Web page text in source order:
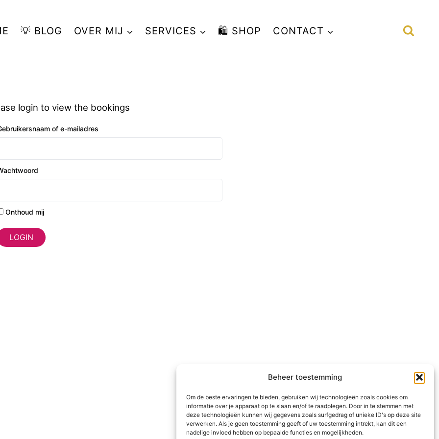
Beheer toestemming
Om de beste ervaringen te bieden, gebruiken wij technologieën zoals cookies om
informatie over je apparaat op te slaan en/of te raadplegen. Door in te stemmen met
deze technologieën kunnen wij gegevens zoals surfgedrag of unieke ID's op deze site
verwerken. Als je geen toestemming geeft of uw toestemming intrekt, kan dit een
nadelige invloed hebben op bepaalde functies en mogelijkheden.
💡 BLOG OVER MIJ SERVICES 🛍️ SHOP CONTACT
login to view the bookings
of e-mailadres
Onthoud mij